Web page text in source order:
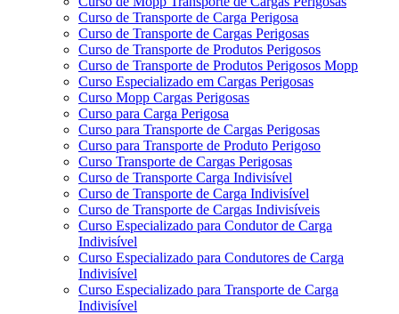
Curso de Transporte de Carga Perigosa
Curso de Transporte de Cargas Perigosas
Curso de Transporte de Produtos Perigosos
Curso de Transporte de Produtos Perigosos Mopp
Curso Especializado em Cargas Perigosas
Curso Mopp Cargas Perigosas
Curso para Carga Perigosa
Curso para Transporte de Cargas Perigosas
Curso para Transporte de Produto Perigoso
Curso Transporte de Cargas Perigosas
Curso de Transporte Carga Indivisível
Curso de Transporte de Carga Indivisível
Curso de Transporte de Cargas Indivisíveis
Curso Especializado para Condutor de Carga
Indivisível
Curso Especializado para Condutores de Carga
Indivisível
Curso Especializado para Transporte de Carga
Indivisível